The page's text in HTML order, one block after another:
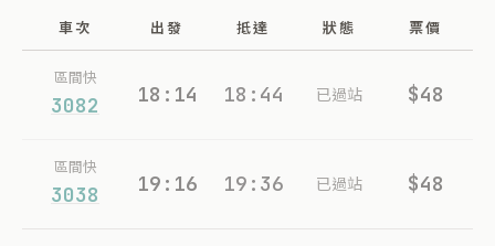
車次 出發 抵達 狀態 票價
區間快
3082 18:14 18:44 已過站 $48
區間快
3038 19:16 19:36 已過站 $48